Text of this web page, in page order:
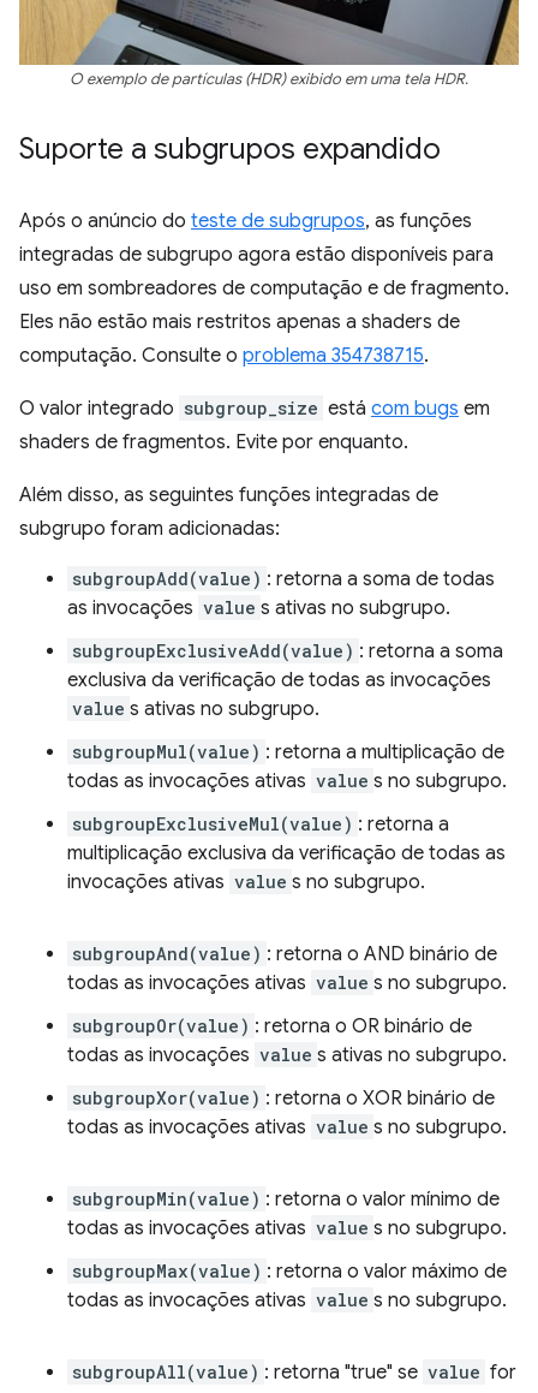
O exemplo de partículas (HDR) exibido em uma tela HDR.
Suporte a subgrupos expandido
Após o anúncio do teste de subgrupos, as funções
integradas de subgrupo agora estão disponíveis para
uso em sombreadores de computação e de fragmento.
Eles não estão mais restritos apenas a shaders de
computação. Consulte o problema 354738715.
O valor integrado subgroup_size está com bugs em
shaders de fragmentos. Evite por enquanto.
Além disso, as seguintes funções integradas de
subgrupo foram adicionadas:
subgroupAdd(value) : retorna a soma de todas
as invocações value s ativas no subgrupo.
subgroupExclusiveAdd(value) : retorna a soma
exclusiva da verificação de todas as invocações
value s ativas no subgrupo.
subgroupMul(value) : retorna a multiplicação de
todas as invocações ativas value s no subgrupo.
subgroupExclusiveMul(value) : retorna a
multiplicação exclusiva da verificação de todas as
invocações ativas value s no subgrupo.
subgroupAnd(value) : retorna o AND binário de
todas as invocações ativas value s no subgrupo.
subgroupOr(value) : retorna o OR binário de
todas as invocações value s ativas no subgrupo.
subgroupXor(value) : retorna o XOR binário de
todas as invocações ativas value s no subgrupo.
subgroupMin(value) : retorna o valor mínimo de
todas as invocações ativas value s no subgrupo.
subgroupMax(value) : retorna o valor máximo de
todas as invocações ativas value s no subgrupo.
subgroupAll(value) : retorna "true" se value for